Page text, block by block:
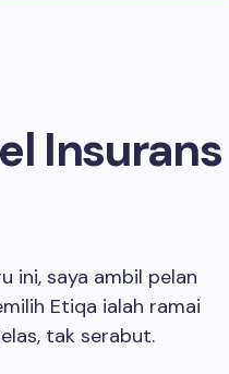
Insurans
ini, saya ambil pelan
Etiqa ialah ramai
tak serabut.